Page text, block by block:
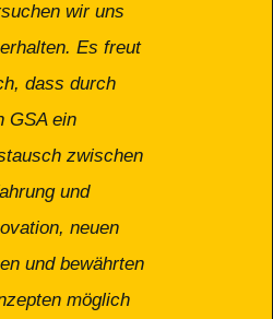
wir uns
Es freut
dass durch
GSA ein
zwischen
und
neuen
und bewährten
möglich